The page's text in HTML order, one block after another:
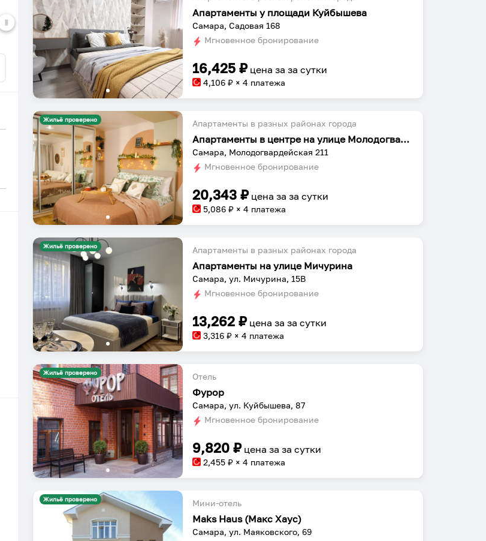
dates.
Уникальное
Апартаменты у площади Куйбышева
Самара, Садовая 168
Мгновенное бронирование
16,425 ₽ цена заза сутки
4,106 ₽ × 4 платежа
Жильё проверено Апартаменты в разных районах города
Апартаменты в центре на улице Молодогвардейская 211
Самара, Молодогвардейская 211
Мгновенное бронирование
20,343 ₽ цена заза сутки
5,086 ₽ × 4 платежа
Жильё проверено Апартаменты в разных районах города
Апартаменты на улице Мичурина
Самара, ул. Мичурина, 15В
Мгновенное бронирование
13,262 ₽ цена заза сутки
3,316 ₽ × 4 платежа
Жильё проверено Отель
Фурор
Самара, ул. Куйбышева, 87
Мгновенное бронирование
9,820 ₽ цена заза сутки
2,455 ₽ × 4 платежа
Жильё проверено Мини-отель
Maks Haus (Макс Хаус)
Самара, ул. Маяковского, 69